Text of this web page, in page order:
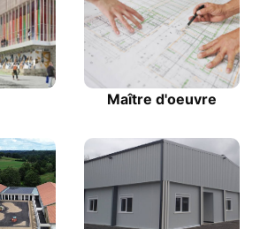
Maître d'oeuvre